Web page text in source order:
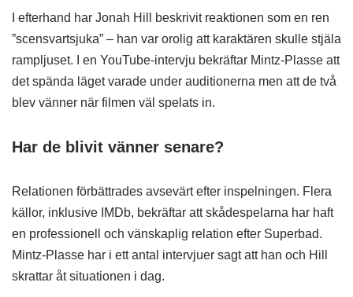
I efterhand har Jonah Hill beskrivit reaktionen som en ren
”scensvartsjuka” – han var orolig att karaktären skulle stjäla
rampljuset. I en YouTube-intervju bekräftar Mintz-Plasse att
det spända läget varade under auditionerna men att de två
blev vänner när filmen väl spelats in.
Har de blivit vänner senare?
Relationen förbättrades avsevärt efter inspelningen. Flera
källor, inklusive IMDb, bekräftar att skådespelarna har haft
en professionell och vänskaplig relation efter Superbad.
Mintz-Plasse har i ett antal intervjuer sagt att han och Hill
skrattar åt situationen i dag.